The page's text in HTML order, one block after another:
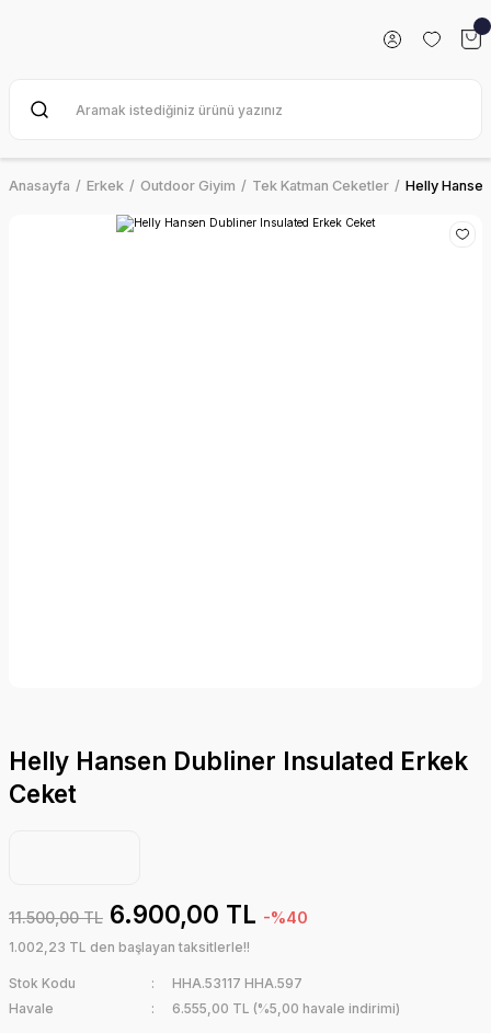
Anasayfa Erkek Outdoor Giyim Tek Katman Ceketler Helly
Helly Hansen Dubliner Insulated Erkek
Ceket
11.500,00 TL 6.900,00 TL -%40
1.002,23 TL den başlayan taksitlerle!!
Stok Kodu
HHA.53117 HHA.597
Havale
6.555,00 TL (%5,00 havale indirimi)